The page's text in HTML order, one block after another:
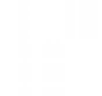
Membrasin